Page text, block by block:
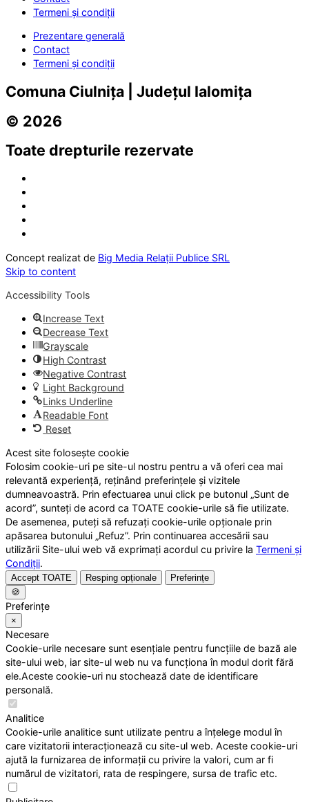
Termeni și condiții
Prezentare generală
Contact
Termeni și condiții
Comuna Ciulnița | Județul Ialomița
© 2026
Toate drepturile rezervate
Concept realizat de Big Media Relații Publice SRL
Skip to content
Accessibility Tools
Increase Text
Decrease Text
Grayscale
High Contrast
Negative Contrast
Light Background
Links Underline
Readable Font
Reset
Acest site folosește cookie
Folosim cookie-uri pe site-ul nostru pentru a vă oferi cea mai
relevantă experiență, reținând preferințele și vizitele
dumneavoastră. Prin efectuarea unui click pe butonul „Sunt de
acord”, sunteți de acord ca TOATE cookie-urile să fie utilizate.
De asemenea, puteți să refuzați cookie-urile opționale prin
apăsarea butonului „Refuz”. Prin continuarea accesării sau
utilizării Site-ului web vă exprimați acordul cu privire la Termeni și
Condiții.
Accept TOATE Resping opționale
Preferințe
🍪
Preferințe
×
Necesare
Cookie-urile necesare sunt esențiale pentru funcțiile de bază ale
site-ului web, iar site-ul web nu va funcționa în modul dorit fără
ele.Aceste cookie-uri nu stochează date de identificare
personală.
Analitice
Cookie-urile analitice sunt utilizate pentru a înțelege modul în
care vizitatorii interacționează cu site-ul web. Aceste cookie-uri
ajută la furnizarea de informații cu privire la valori, cum ar fi
numărul de vizitatori, rata de respingere, sursa de trafic etc.